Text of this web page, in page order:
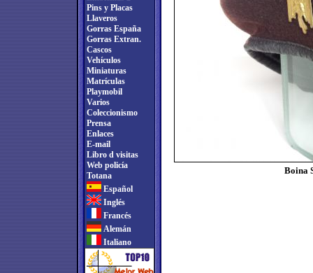
Pins y Placas
Llaveros
Gorras España
Gorras Extran.
Cascos
Vehículos
Miniaturas
Matrículas
Playmobil
Varios
Coleccionismo
Prensa
Enlaces
E-mail
Libro d visitas
Web policía
Totana
Español
Inglés
Francés
Alemán
Italiano
Boina